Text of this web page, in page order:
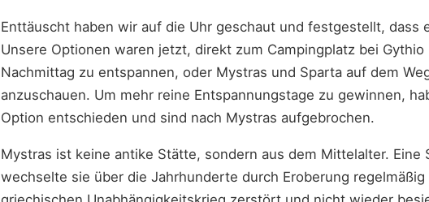
Enttäuscht haben wir auf die Uhr geschaut und festgestellt, dass
Unsere Optionen waren jetzt, direkt zum Campingplatz bei
Nachmittag zu entspannen, oder Mystras und Sparta auf dem
anzuschauen. Um mehr reine Entspannungstage zu gewinnen,
Option entschieden und sind nach Mystras aufgebrochen.
Mystras ist keine antike Stätte, sondern aus dem Mittelalter. Eine
wechselte sie über die Jahrhunderte durch Eroberung